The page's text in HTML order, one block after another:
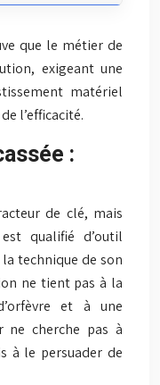
que le métier de
exigeant une
matériel
l’efficacité.
:
de clé, mais
qualifié d’outil
technique de son
ne tient pas à la
et à une
ne cherche pas à
à le persuader de